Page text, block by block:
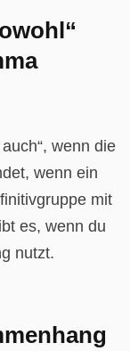
wenn die
wenn ein
mit
es, wenn du
nutzt.